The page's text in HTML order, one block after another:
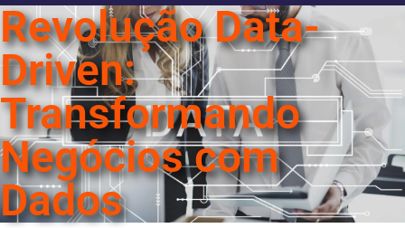
HOME BLOG
INSTITUCIONAL
REVOLUÇÃO DATA-DRIVEN: TRANSFORMANDO NEGÓCIOS COM
DADOS
Revolução Data-
Driven:
Transformando
Negócios com
Dados